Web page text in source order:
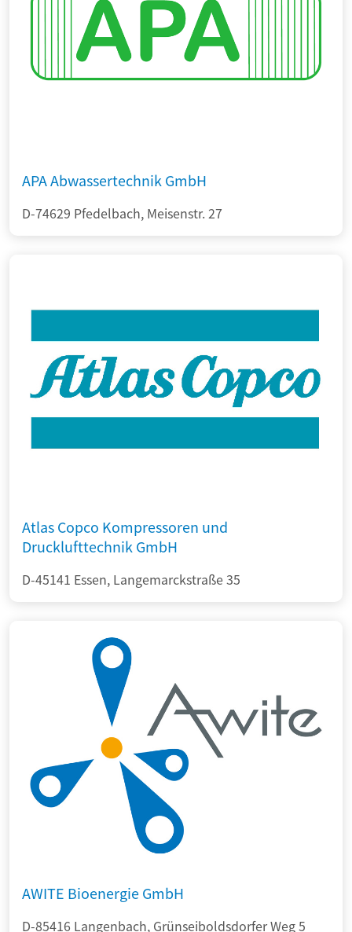
APA Abwassertechnik GmbH
D-74629 Pfedelbach, Meisenstr. 27
Atlas Copco Kompressoren und
Drucklufttechnik GmbH
D-45141 Essen, Langemarckstraße 35
AWITE Bioenergie GmbH
D-85416 Langenbach, Grünseiboldsdorfer Weg 5